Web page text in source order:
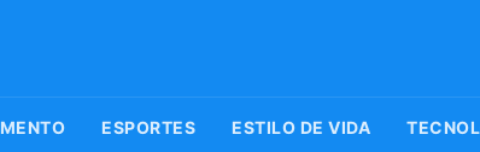
ESPORTES ESTILO DE VIDA